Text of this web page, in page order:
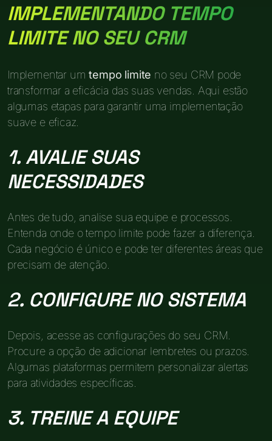
IMPLEMENTANDO TEMPO
LIMITE NO SEU CRM
Implementar umtempo limite no seu CRM pode
transformar a eficácia das suas vendas. Aqui estão
algumas etapas para garantir uma implementação
suave e eficaz.
1. AVALIE SUAS
NECESSIDADES
Antes de tudo, analise sua equipe e processos.
Entenda onde o tempo limite pode fazer a diferença.
Cada negócio é único e pode ter diferentes áreas que
precisam de atenção.
2. CONFIGURE NO SISTEMA
Depois, acesse as configurações do seu CRM.
Procure a opção de adicionar lembretes ou prazos.
Algumas plataformas permitem personalizar alertas
para atividades específicas.
3. TREINE A EQUIPE